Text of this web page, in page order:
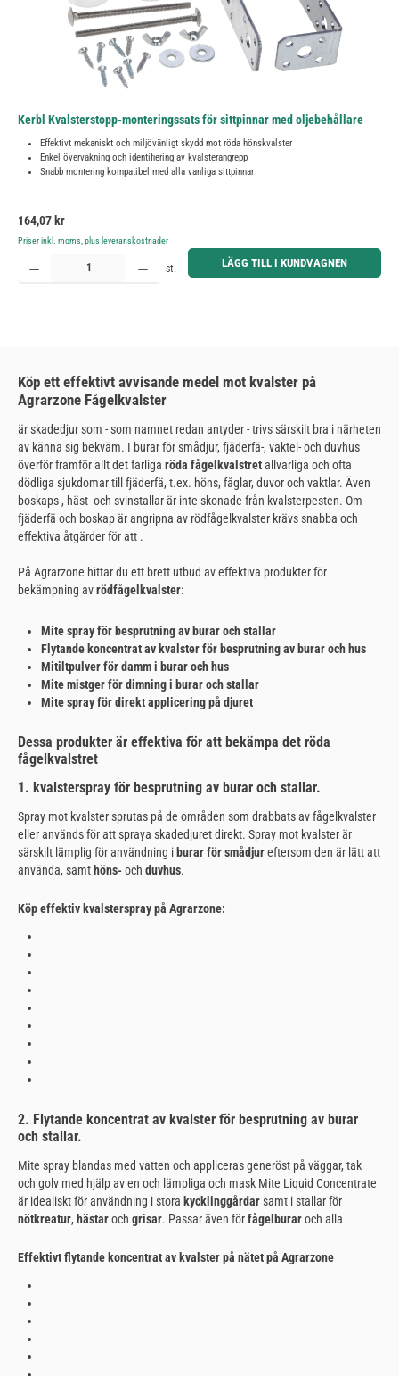
Kerbl Kvalsterstopp-monteringssats för sittpinnar med oljebehållare
Effektivt mekaniskt och miljövänligt skydd mot röda hönskvalster
Enkel övervakning och identifiering av kvalsterangrepp
Snabb montering kompatibel med alla vanliga sittpinnar
Ordinarie pris:
164,07 kr
Priser inkl. moms, plus leveranskostnader
Produktkvantitet: Ange önskat belopp eller använd knapparna för att öka eller minska kvantiteten.
st. LÄGG TILL I KUNDVAGNEN
Köp ett effektivt avvisande medel mot kvalster på
Agrarzone Fågelkvalster
är skadedjur som - som namnet redan antyder - trivs särskilt bra i närheten
av känna sig bekväm. I burar för smådjur, fjäderfä-, vaktel- och duvhus
överför framför allt det farliga röda fågelkvalstretallvarliga och ofta
dödliga sjukdomar till fjäderfä, t.ex. höns, fåglar, duvor och vaktlar. Även
boskaps-, häst- och svinstallar är inte skonade från kvalsterpesten. Om
fjäderfä och boskap är angripna av rödfågelkvalster krävs snabba och
effektiva åtgärder för att .
På Agrarzone hittar du ett brett utbud av effektiva produkter för
bekämpning avrödfågelkvalster:
Mite spray för besprutning av burar och stallar
Flytande koncentrat av kvalster för besprutning av burar och hus
Mitiltpulver för damm i burar och hus
Mite mistger för dimning i burar och stallar
Mite spray för direkt applicering på djuret
Dessa produkter är effektiva för att bekämpa det röda
fågelkvalstret
1. kvalsterspray för besprutning av burar och stallar.
Spray mot kvalster sprutas på de områden som drabbats av fågelkvalster
eller används för att spraya skadedjuret direkt. Spray mot kvalster är
särskilt lämplig för användning i burar för smådjureftersom den är lätt att
använda, samt höns-och duvhus.
Köp effektiv kvalsterspray på Agrarzone:
2. Flytande koncentrat av kvalster för besprutning av burar
och stallar.
Mite spray blandas med vatten och appliceras generöst på väggar, tak
och golv med hjälp av en och lämpliga och mask Mite Liquid Concentrate
är idealiskt för användning i stora kycklinggårdarsamt i stallar för
nötkreatur, hästaroch grisar. Passar även förfågelburaroch alla
Effektivt flytande koncentrat av kvalster på nätet på Agrarzone